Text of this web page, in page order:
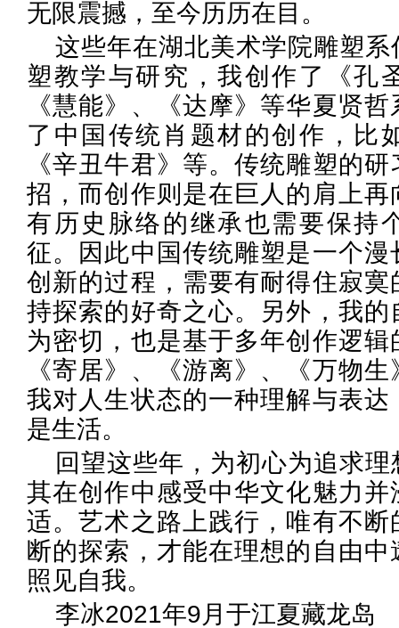
无限震撼，至今历历在目。
这些年在湖北美术学院雕塑
塑教学与研究，我创作了《孔
《慧能》、《达摩》等华夏贤
了中国传统肖题材的创作，比
《辛丑牛君》等。传统雕塑的
招，而创作则是在巨人的肩上
有历史脉络的继承也需要保持
征。因此中国传统雕塑是一个
创新的过程，需要有耐得住寂
持探索的好奇之心。另外，我
为密切，也是基于多年创作逻
《寄居》、《游离》、《万物
我对人生状态的一种理解与表
是生活。
回望这些年，为初心为追求
其在创作中感受中华文化魅力
适。艺术之路上践行，唯有不
断的探索，才能在理想的自由
照见自我。
李冰2021年9月于江夏藏龙岛